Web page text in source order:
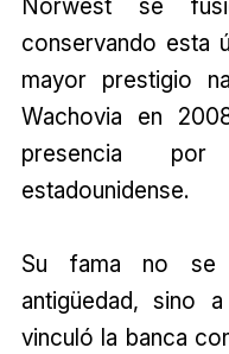
Norwest se
conservando esta
mayor prestigio
Wachovia en
presencia
estadounidense.
Su fama no se
antigüedad, sino
vinculó la banca